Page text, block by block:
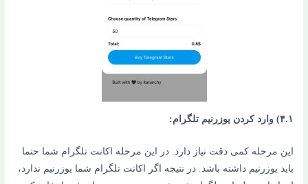
۴.۱) وارد کردن یوزرنیم تلگرام:
این مرحله کمی دقت نیاز دارد. در این مرحله اکانت تلگرام شما حتما
باید یوزرنیم داشته باشد. در نتیجه اگر اکانت تلگرام شما یوزرنیم ندارد،